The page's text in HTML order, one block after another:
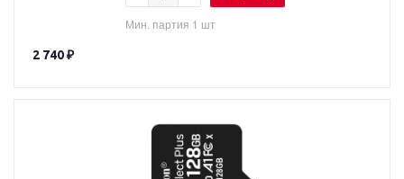
Мин. партия 1 шт
2 740₽